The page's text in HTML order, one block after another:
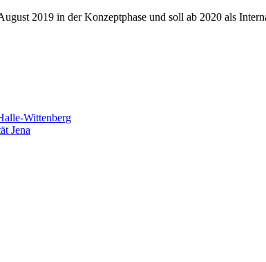
2019 in der Konzeptphase und soll ab 2020 als
Wittenberg
Jena